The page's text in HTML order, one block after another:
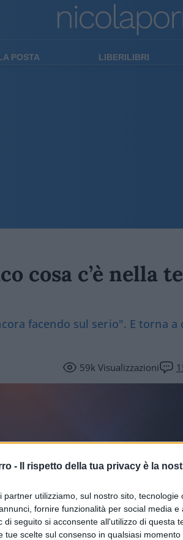
- Il rispetto della tua privacy è la
partner utilizziamo, sul nostro sito,
fornire funzionalità per social media e
di seguito si acconsente all'utilizzo di questa
tue scelte sul consenso in qualsiasi
POSTA LIBERILIBRI
cosa c’è nella
facendo sul serio". E torna a
59kVisualizzazioni